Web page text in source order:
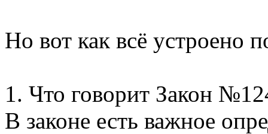
Но вот как всё устроено
1. Что говорит Закон
В законе есть важное